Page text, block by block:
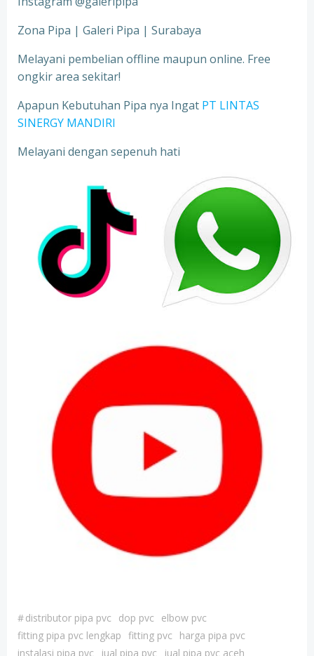
Zona Pipa | Galeri Pipa | Surabaya
Melayani pembelian offline maupun online. Free
ongkir area sekitar!
Apapun Kebutuhan Pipa nya Ingat PT LINTAS
SINERGY MANDIRI
Melayani dengan sepenuh hati
#distributor pipa pvc dop pvc
elbow pvc
fitting pipa pvc lengkap fitting pvc
harga pipa pvc
instalasi pipa pvc
jual pipa pvc jual pipa pvc aceh